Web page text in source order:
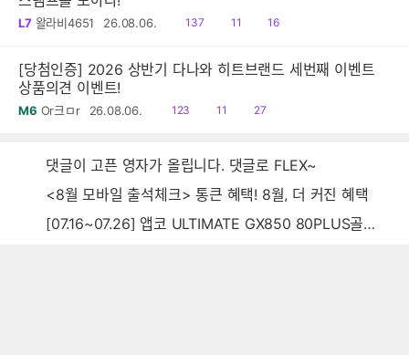
L7 왈라비4651 26.08.06.
읽
137
공
11
댓
16
[당첨인증] 2026 상반기 다나와 히트브랜드 세번째 이벤트
상품의견 이벤트!
M6 Or크ㅁr 26.08.06.
읽
123
공
11
댓
27
댓글이 고픈 영자가 올립니다. 댓글로 FLEX~
<8월 모바일 출석체크> 통큰 혜택! 8월, 더 커진 혜택
[07.16~07.26] 앱코 ULTIMATE GX850 80PLUS골드 풀모듈러 ATX3.0 블랙